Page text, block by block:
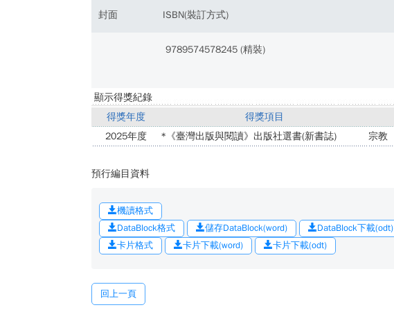
封面 ISBN(裝訂方式)
9789574578245 (精裝)
顯示得獎紀錄
得獎年度
得獎項目
2025年度
*《臺灣出版與閱讀》出版社選書(新書誌) 宗教
預行編目資料
機讀格式
DataBlock格式
儲存DataBlock(word)
DataBlock下載(odt)
卡片格式
卡片下載(word) 卡片下載(odt)
回上一頁